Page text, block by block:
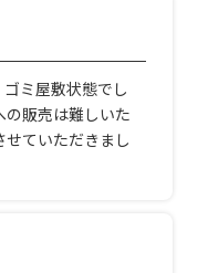
ミ屋敷状態でし
販売は難しいた
ていただきまし